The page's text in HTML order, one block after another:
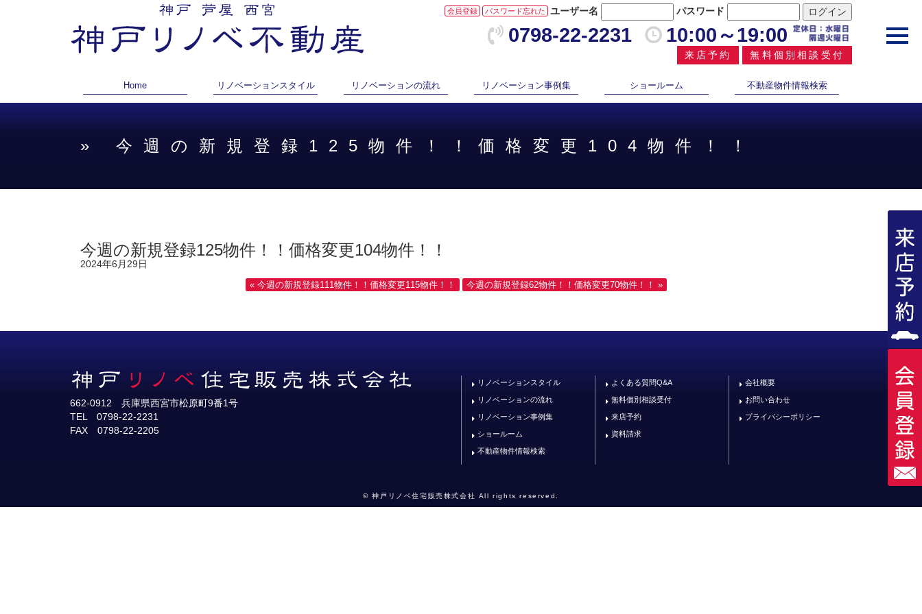
ユーザー名 パスワード
会員登録 パスワード忘れた
0798-22-2231 10:00～19:00
来店予約 無料個別相談受付
Home リノベーションスタイル リノベーションの流れ リノベーション事例集 ショールーム 不動産物件情報検索
» 今週の新規登録125物件！！価格変更104物件！！
今週の新規登録125物件！！価格変更104物件！！
2024年6月29日
« 今週の新規登録111物件！！価格変更115物件！！ 今週の新規登録62物件！！価格変更70物件！！ »
662-0912 兵庫県西宮市松原町9番1号
TEL 0798-22-2231
FAX 0798-22-2205
リノベーションスタイル
リノベーションの流れ
リノベーション事例集
ショールーム
不動産物件情報検索
よくある質問Q&A
無料個別相談受付
来店予約
資料請求
会社概要
お問い合わせ
プライバシーポリシー
© 神戸リノベ住宅販売株式会社 All rights reserved.